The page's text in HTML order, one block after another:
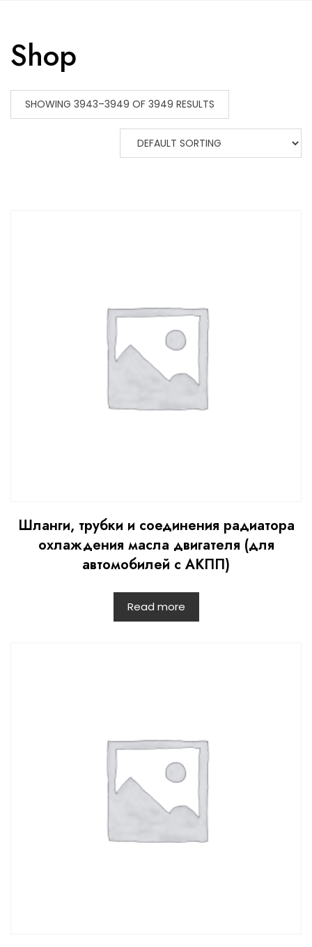
Shop
SHOWING 3943–3949 OF 3949 RESULTS
Шланги, трубки и соединения радиатора
охлаждения масла двигателя (для
автомобилей с АКПП)
Read more